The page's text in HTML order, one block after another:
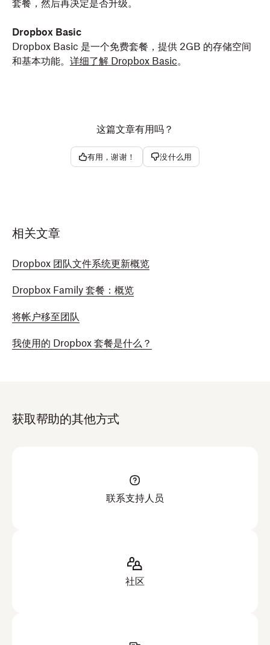
套餐，然后再决定是否升级。
Dropbox Basic
Dropbox Basic 是一个免费套餐，提供 2GB 的存储空间
和基本功能。 详细了解 Dropbox Basic。
这篇文章有用吗？
有用，谢谢！ 没什么用
相关文章
Dropbox 团队文件系统更新概览
Dropbox Family 套餐：概览
将帐户移至团队
我使用的 Dropbox 套餐是什么？
获取帮助的其他方式
联系支持人员
社区